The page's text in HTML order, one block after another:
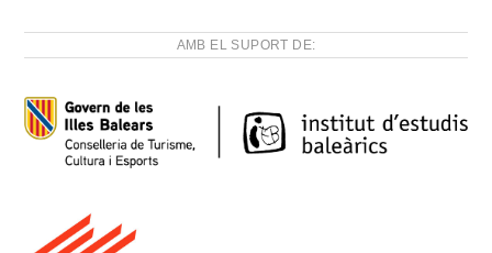
AMB EL SUPORT DE: